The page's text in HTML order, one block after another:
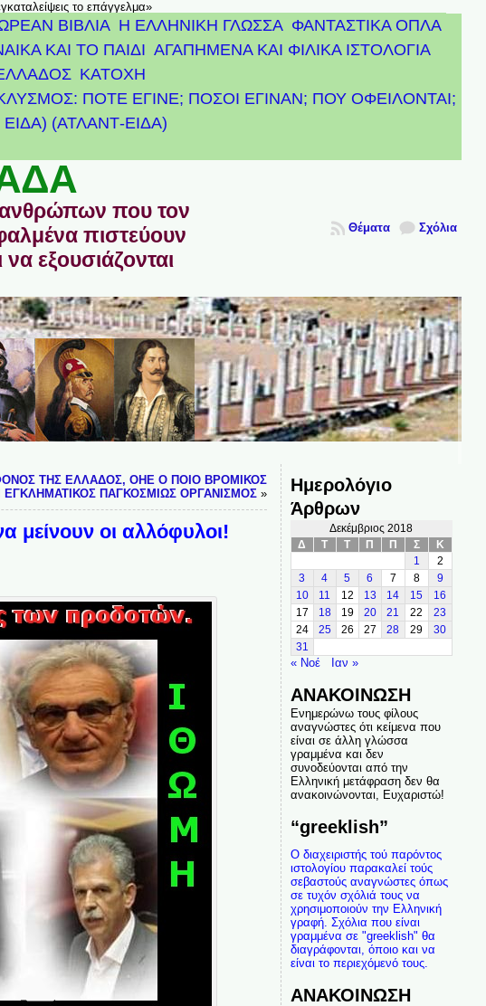
το επάγγελμα»
ΒΙΒΛΙΑ Η ΕΛΛΗΝΙΚΗ ΓΛΩΣΣΑ ΦΑΝΤΑΣΤΙΚΑ ΟΠΛΑ
ΚΑΙ ΤΟ ΠΑΙΔΙ ΑΓΑΠΗΜΕΝΑ ΚΑΙ ΦΙΛΙΚΑ ΙΣΤΟΛΟΓΙΑ
ΚΑΤΟΧΗ
ΠΟΤΕ ΕΓΙΝΕ; ΠΟΣΟΙ ΕΓΙΝΑΝ; ΠΟΥ ΟΦΕΙΛΟΝΤΑΙ;
(ΑΤΛΑΝΤ-ΕΙΔΑ)
ανθρώπων που τον
πιστεύουν
εξουσιάζονται
Σχόλια
Θέματα
ΤΗΣ ΕΛΛΑΔΟΣ, ΟΗΕ Ο ΠΟΙΟ ΒΡΟΜΙΚΟΣ
ΕΓΚΛΗΜΑΤΙΚΟΣ ΠΑΓΚΟΣΜΙΩΣ ΟΡΓΑΝΙΣΜΟΣ»
μείνουν οι αλλόφυλοι!
Ημερολόγιο
Άρθρων
Δεκέμβριος 2018
Δ
Τ Τ Π Π Σ
Κ
1
2
3
4 5 6 7 8
9
10
11 12 13 14 15
16
17
18 19 20 21 22
23
24
25 26 27 28 29
30
31
« Νοέ Ιαν »
ΑΝΑΚΟΙΝΩΣΗ
Ενημερώνω τους φίλους
αναγνώστες ότι κείμενα που
είναι σε άλλη γλώσσα
γραμμένα και δεν
συνοδεύονται από την
Ελληνική μετάφραση δεν θα
ανακοινώνονται, Ευχαριστώ!
“greeklish”
Ο διαχειριστής τού παρόντος
ιστολογίου παρακαλεί τούς
σεβαστούς αναγνώστες όπως
σε τυχόν σχόλιά τους να
χρησιμοποιούν την Ελληνική
γραφή. Σχόλια που είναι
γραμμένα σε "greeklish" θα
διαγράφονται, όποιο και να
είναι το περιεχόμενό τους.
ΑΝΑΚΟΙΝΩΣΗ